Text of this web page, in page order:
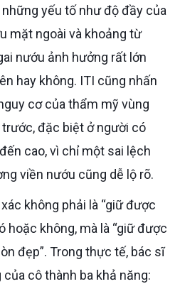
yếu tố như độ đầy của
mặt ngoài và khoảng từ
nướu ảnh hưởng rất lớn
hay không. ITI cũng nhấn
cơ của thẩm mỹ vùng
đặc biệt ở người có
cao, vì chỉ một sai lệch
viền nướu cũng dễ lộ rõ.
hoặc không, mà là “giữ được
đẹp”. Trong thực tế, bác sĩ
cô thành ba khả năng: